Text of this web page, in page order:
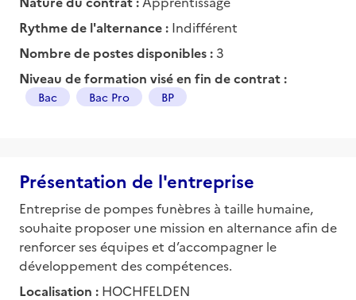
Rythme de l'alternance : Indifférent
Nombre de postes disponibles : 3
Niveau de formation visé en fin de contrat :
Bac Bac Pro BP
Présentation de l'entreprise
Entreprise de pompes funèbres à taille humaine,
souhaite proposer une mission en alternance afin de
renforcer ses équipes et d’accompagner le
développement des compétences.
Localisation : HOCHFELDEN